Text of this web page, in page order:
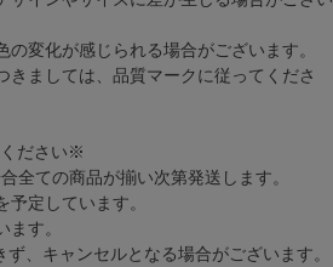
の変化が感じられる場合がございます。
きましては、品質マークに従ってくださ
ださい※
全ての商品が揃い次第発送します。
定しています。
す。
、キャンセルとなる場合がございます。